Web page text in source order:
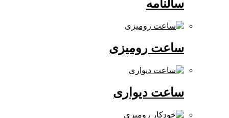
ساعت رومیزی
ساعت دیواری